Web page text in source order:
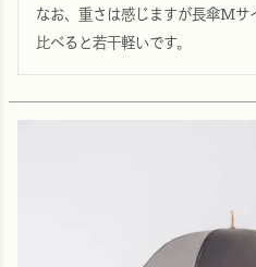
なお、重さは感じますが長傘Mサ
比べると若干軽いです。